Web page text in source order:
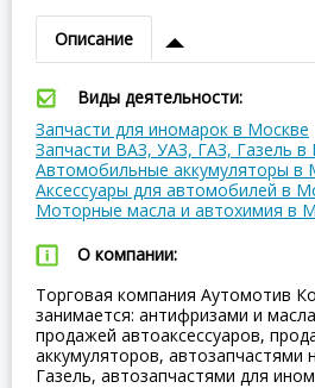
Описание
Виды деятельности:
Запчасти для иномарок в Москве
Запчасти ВАЗ, УАЗ, ГАЗ, Газель в
Автомобильные аккумуляторы в
Аксессуары для автомобилей в
Моторные масла и автохимия в
О компании:
Торговая компания Аутомотив
занимается: антифризами и
продажей автоаксессуаров,
аккумуляторов, автозапчастями
Газель, автозапчастями для